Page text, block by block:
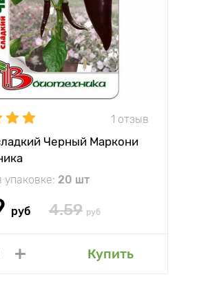
1 отзыв
Черный Маркони
20 шт
руб 4.59 руб
Купить